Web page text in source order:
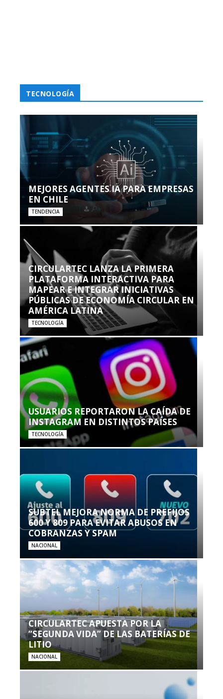
TECNOLOGÍA
MEJORES AGENTES IA PARA EMPRESAS
EN CHILE
TENDENCIA
CIRCULARTEC LANZA LA PRIMERA
PLATAFORMA INTERACTIVA PARA
MAPEAR E INTEGRAR INICIATIVAS
PÚBLICAS DE ECONOMÍA CIRCULAR EN
AMÉRICA LATINA
TECNOLOGÍA
USUARIOS REPORTARON LA CAÍDA DE
INSTAGRAM EN DISTINTOS PAÍSES
TECNOLOGÍA
SUBTEL MEJORA NORMA DE PREFIJOS
600 Y 809 PARA EVITAR ABUSOS EN
COBRANZAS Y SPAM
NACIONAL
CIRCULARTEC APUESTA POR LA
“SEGUNDA VIDA” DE LAS BATERÍAS DE
LITIO
NACIONAL